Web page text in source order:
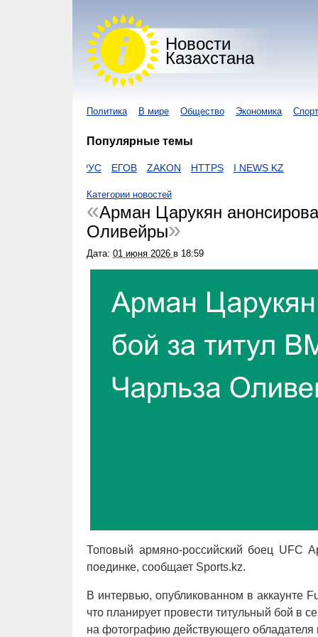
Новости
Казахстана
Политика В мире Общество Экономика Спорт
Популярные темы
ЕГОВ ZAKON HTTPS I NEWS KZ
Категории новостей
Арман Царукян
Оливейры
Дата: 01 июня 2026 в 18:59
Топовый армяно-российский боец UFC
поединке, сообщает Sports.kz.
В интервью, опубликованном в аккаунте
что планирует провести титульный бой в
на фотографию действующего